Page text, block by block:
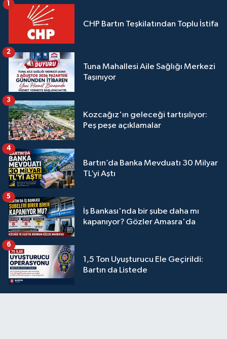
CHP Bartın Teşkilatından Toplu İstifa
Tuna Mahallesi Aile Sağlığı Merkezi
Taşınıyor
2
Kozcağız'ın geleceği tartışılıyor:
Peş peşe açıklamalar
3
Bartın’da Banka Mevduatı 30 Milyar
TL’yi Aştı
4
İş Bankası'nda bir şube daha mı
kapanıyor? Gözler Amasra'da
5
1,5 Ton Uyuşturucu Ele Geçirildi:
Bartın da Listede
6